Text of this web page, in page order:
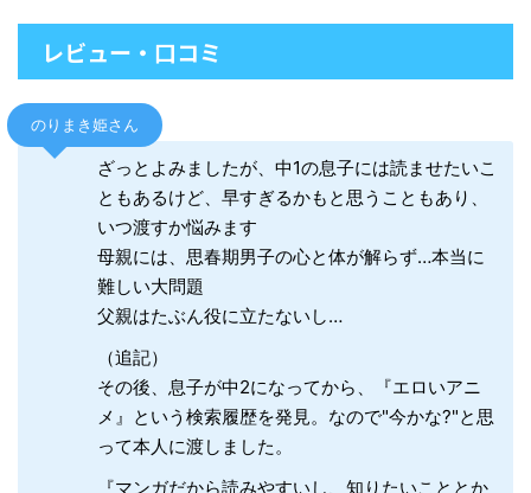
レビュー・口コミ
のりまき姫さん
ざっとよみましたが、中1の息子には読ませたいこ
ともあるけど、早すぎるかもと思うこともあり、
いつ渡すか悩みます
母親には、思春期男子の心と体が解らず…本当に
難しい大問題
父親はたぶん役に立たないし…
（追記）
その後、息子が中2になってから、『エロいアニ
メ』という検索履歴を発見。なので"今かな?"と思
って本人に渡しました。
『マンガだから読みやすいし、知りたいこととか